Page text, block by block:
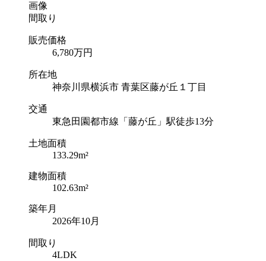
画像
間取り
販売価格
6,780万円
所在地
神奈川県横浜市 青葉区藤が丘１丁目
交通
東急田園都市線「藤が丘」駅徒歩13分
土地面積
133.29m²
建物面積
102.63m²
築年月
2026年10月
間取り
4LDK